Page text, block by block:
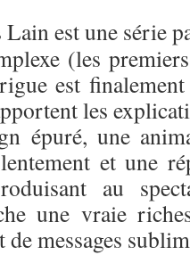
est une série
(les
est
les
épuré, une
et une
au
une vraie
messages